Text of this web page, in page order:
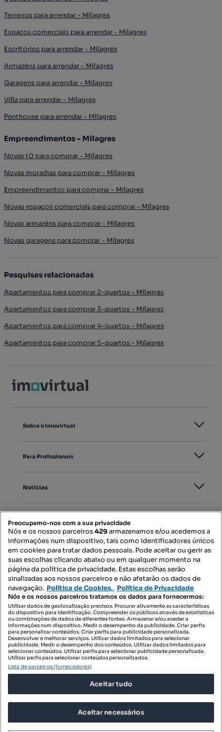
Terrenos para arrendar - Milagres
Espaços comerciais para arrendar - Milagres
Escritórios para arrendar - Milagres
Armazéns para arrendar - Milagres
Garagens para arrendar - Milagres
Villa para arrendar - Milagres
Penthouse para arrendar - Milagres
Empreendimentos - Milagres
Novas t0 para comprar - Milagres
Novas moradias para comprar - Milagres
Empreendimentos para comprar - Milagres
Novas espaços comerciais para comprar - Milagres
Novas armazéns para comprar - Milagres
Novas garagens para comprar - Milagres
Pesquisas relacionadas
Apartamentos para comprar 2-quartos - Milagres
Apartamentos para comprar 3-quartos - Milagres
Apartamentos para comprar 4-quartos - Milagres
Apartamentos para comprar 5-quartos - Milagres
Sobre o Imovirtual
Para Profissionais
Notícias
Mapa do Site
Contacte-nos
SIGA-NOS:
DESCARREGAR NA:
© 2026 Imovirtual.com, OLX Portugal, S.A.
TERMOS DE UTILIZAÇÃO
Preocupamo-nos com a sua privacidade
Nós e os nossos parceiros429armazenamos e/ou acedemos a
informações num dispositivo, tais como identificadores únicos
em cookies para tratar dados pessoais. Pode aceitar ou gerir as
suas escolhas clicando abaixo ou em qualquer momento na
página da política de privacidade. Estas escolhas serão
sinalizadas aos nossos parceiros e não afetarão os dados de
navegação. Política de Cookies, Política de Privacidade
Nós e os nossos parceiros tratamos os dados para fornecermos:
Utilizar dados de geolocalização precisos. Procurar ativamente as características
do dispositivo para identificação. Compreender os públicos através de estatísticas
ou combinações de dados de diferentes fontes. Armazenar e/ou aceder a
informações num dispositivo. Medir o desempenho da publicidade. Criar perfis
para personalizar conteúdos. Criar perfis para publicidade personalizada.
Desenvolver e melhorar serviços. Utilizar dados limitados para selecionar
publicidade. Medir o desempenho dos conteúdos. Utilizar dados limitados para
selecionar conteúdos. Utilizar perfis para selecionar publicidade personalizada.
Utilizar perfis para selecionar conteúdos personalizados.
Lista de parceiros (fornecedores)
Aceitar tudo
Aceitar necessários